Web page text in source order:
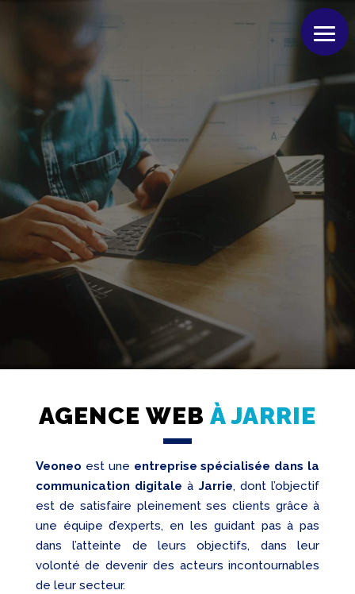
Création
Web
Referencement
Réseaux
sociaux
Audit
AGENCE WEB À JARRIE
Veoneo est une entreprise spécialisée dans la
communication digitale à Jarrie, dont l’objectif
est de satisfaire pleinement ses clients grâce à
une équipe d’experts, en les guidant pas à pas
dans l’atteinte de leurs objectifs, dans leur
volonté de devenir des acteurs incontournables
de leur secteur.